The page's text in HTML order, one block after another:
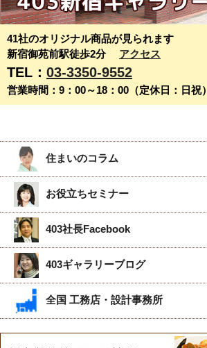
41社のオリジナル商品が見られます
新宿御苑前駅徒歩2分 アクセス
TEL： 03-3350-9552
営業時間：9：00～18：00（定休日：日祝）
住まいのコラム
お役立ちセミナー
403社長Facebook
403ギャラリーブログ
全国 工務店・設計事務所